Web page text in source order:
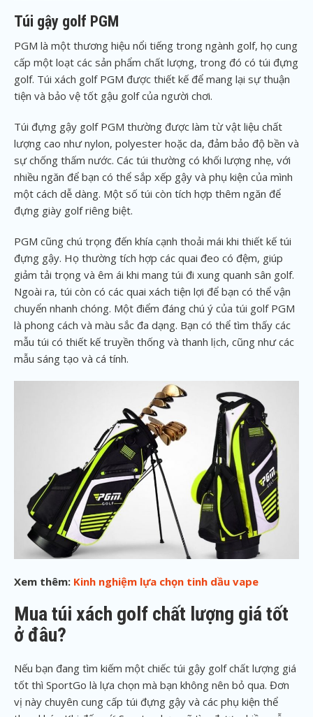
Túi gậy golf PGM
PGM là một thương hiệu nổi tiếng trong ngành golf, họ cung
cấp một loạt các sản phẩm chất lượng, trong đó có túi đựng
golf. Túi xách golf PGM được thiết kế để mang lại sự thuận
tiện và bảo vệ tốt gậu golf của người chơi.
Túi đựng gậy golf PGM thường được làm từ vật liệu chất
lượng cao như nylon, polyester hoặc da, đảm bảo độ bền và
sự chống thấm nước. Các túi thường có khối lượng nhẹ, với
nhiều ngăn để bạn có thể sắp xếp gậy và phụ kiện của mình
một cách dễ dàng. Một số túi còn tích hợp thêm ngăn để
đựng giày golf riêng biệt.
PGM cũng chú trọng đến khía cạnh thoải mái khi thiết kế túi
đựng gậy. Họ thường tích hợp các quai đeo có đệm, giúp
giảm tải trọng và êm ái khi mang túi đi xung quanh sân golf.
Ngoài ra, túi còn có các quai xách tiện lợi để bạn có thể vận
chuyển nhanh chóng. Một điểm đáng chú ý của túi golf PGM
là phong cách và màu sắc đa dạng. Bạn có thể tìm thấy các
mẫu túi có thiết kế truyền thống và thanh lịch, cũng như các
mẫu sáng tạo và cá tính.
Xem thêm: Kinh nghiệm lựa chọn tinh dầu vape
Mua túi xách golf chất lượng giá tốt
ở đâu?
Nếu bạn đang tìm kiếm một chiếc túi gậy golf chất lượng giá
tốt thì SportGo là lựa chọn mà bạn không nên bỏ qua. Đơn
vị này chuyên cung cấp túi đựng gậy và các phụ kiện thể